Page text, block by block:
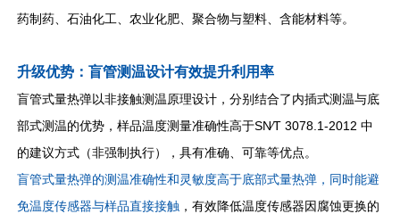
药制药、石油化工、农业化肥、聚合物与塑料、含能材料等。
升级优势：盲管测温设计有效提升利用率
盲管式量热弹以非接触测温原理设计，分别结合了内插式测温与底
部式测温的优势，样品温度测量准确性高于SN∕T 3078.1-2012 中
的建议方式（非强制执行），具有准确、可靠等优点。
盲管式量热弹的测温准确性和灵敏度高于底部式量热弹，同时能避
免温度传感器与样品直接接触 ，有效降低温度传感器因腐蚀更换的